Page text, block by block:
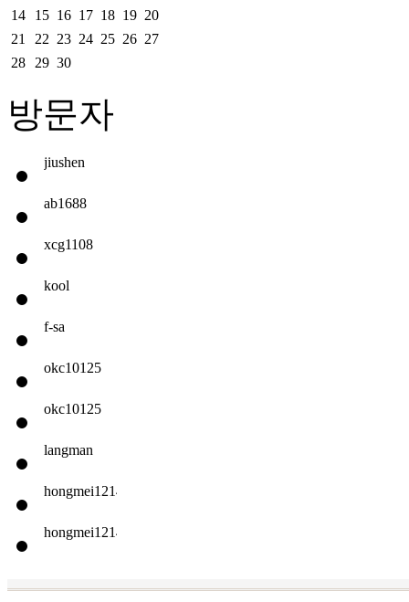
14
15 16 17 18 19 20
21
22 23 24 25 26 27
28
29 30
방문자
jiushen
ab1688
xcg1108
kool
f-sa
okc10125
okc10125
langman
hongmei1214
hongmei1214